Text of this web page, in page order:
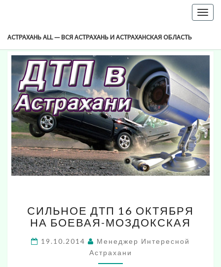
АСТРАХАНЬ ALL — ВСЯ АСТРАХАНЬ И АСТРАХАНСКАЯ ОБЛАСТЬ
Метка:16 Октяюря
ДТП
16
НА
БОЕВАЯ-
МОЗДОКСКАЯ
СИЛЬНОЕ ДТП 16 ОКТЯБРЯ
НА БОЕВАЯ-МОЗДОКСКАЯ
19.10.2014
Менеджер Интересной
Астрахани